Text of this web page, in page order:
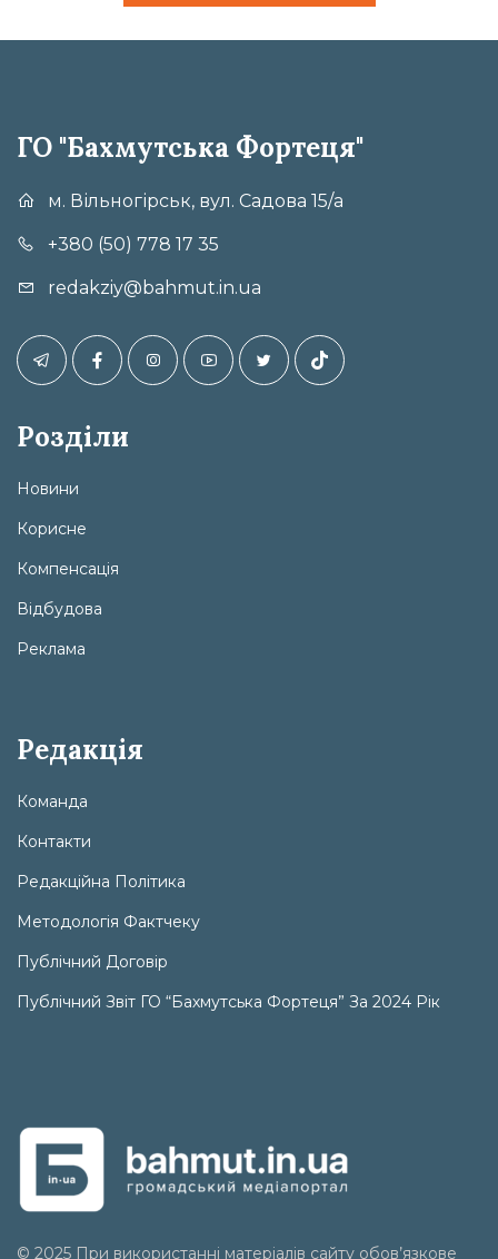
ГО "Бахмутська Фортеця"
м. Вільногірськ, вул. Садова 15/а
+380 (50) 778 17 35
redakziy@bahmut.in.ua
Розділи
Новини
Корисне
Компенсація
Відбудова
Реклама
Редакція
Команда
Контакти
Редакційна Політика
Методологія Фактчеку
Публічний Договір
Публічний Звіт ГО “Бахмутська Фортеця” За 2024 Рік
© 2025 При використанні матеріалів сайту обов’язкове